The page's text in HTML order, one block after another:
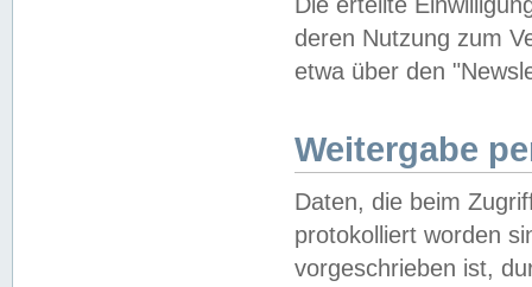
deren Nutzung zum
etwa über den
Weitergabe
Daten, die beim
protokolliert worden
vorgeschrieben ist,